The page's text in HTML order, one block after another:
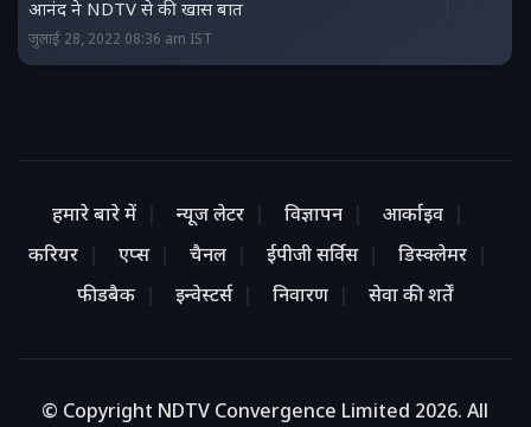
आनंद ने NDTV से की खास बात
जुलाई 28, 2022 08:36 am IST
हमारे बारे में न्यूज लेटर विज्ञापन
आर्काइव
करियर
एप्स चैनल ईपीजी सर्विस
डिस्क्लेमर
फीडबैक
इन्वेस्टर्स निवारण सेवा की शर्तें
© Copyright NDTV Convergence Limited 2026. All